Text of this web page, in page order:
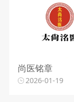
尚医铭章
2026-01-19